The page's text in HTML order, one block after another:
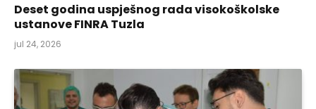
Deset godina uspješnog rada visokoškolske
ustanove FINRA Tuzla
jul 24, 2026